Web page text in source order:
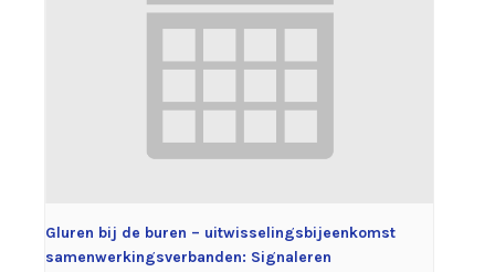
Gluren bij de buren – uitwisselingsbijeenkomst
samenwerkingsverbanden: Signaleren